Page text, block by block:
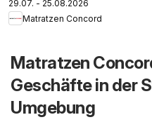
29.07. - 25.08.2026
Matratzen Concord
Matratzen
Geschäfte in der
Umgebung